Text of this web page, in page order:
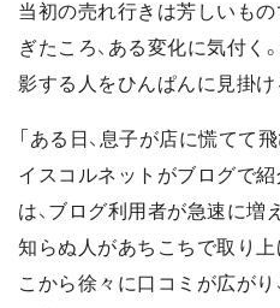
当初の売れ行きは芳しいもの
ぎたころ、ある変化に気付く
影する人をひんぱんに見掛け
「ある日、息子が店に慌てて
イスコルネットがブログで紹
は、ブログ利用者が急速に増
知らぬ人があちこちで取り
こから徐々に口コミが広がり